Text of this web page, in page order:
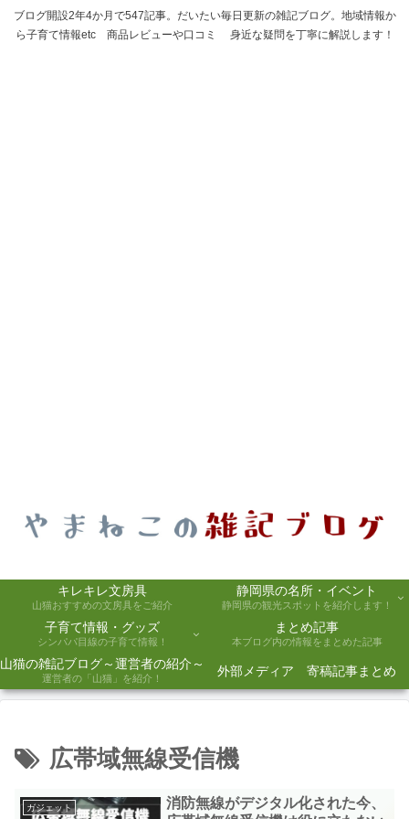
ブログ開設2年4か月で547記事。だいたい毎日更新の雑記ブログ。地域情報か
ら子育て情報etc 商品レビューや口コミ 身近な疑問を丁寧に解説します！
キレキレ文房具
山猫おすすめの文房具をご紹介
静岡県の名所・イベント
静岡県の観光スポットを紹介します！
子育て情報・グッズ
シンパパ目線の子育て情報！
まとめ記事
本ブログ内の情報をまとめた記事
山猫の雑記ブログ～運営者の紹介～
運営者の「山猫」を紹介！ 外部メディア 寄稿記事まとめ
広帯域無線受信機
ガジェット
消防無線がデジタル化された今、